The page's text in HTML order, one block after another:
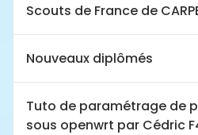
Scouts de France de
Nouveaux diplômés
Tuto de paramétrage de
sous openwrt par Cédric